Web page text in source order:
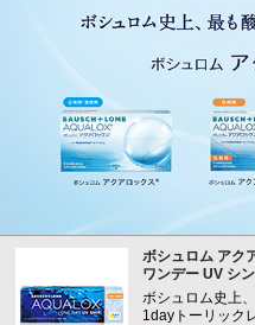
ボシュロム アク
ワンデー UV シ
ボシュロム史上
1dayトーリック